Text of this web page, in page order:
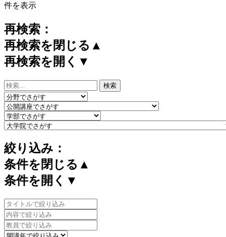
件を表示
再検索：
再検索を閉じる▲
再検索を開く▼
絞り込み：
条件を閉じる▲
条件を開く▼